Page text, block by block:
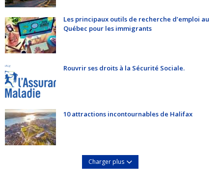
Les principaux outils de recherche d’emploi au
Québec pour les immigrants
Rouvrir ses droits à la Sécurité Sociale.
10 attractions incontournables de Halifax
Charger plus